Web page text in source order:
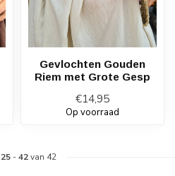
Gevlochten Gouden
Riem met Grote Gesp
€14,95
Op voorraad
25-42van 42